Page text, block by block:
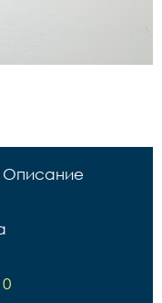
Описание
0